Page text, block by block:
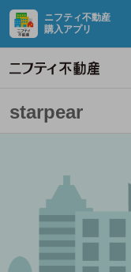
ニフティ不動産
購入アプリ
starpear